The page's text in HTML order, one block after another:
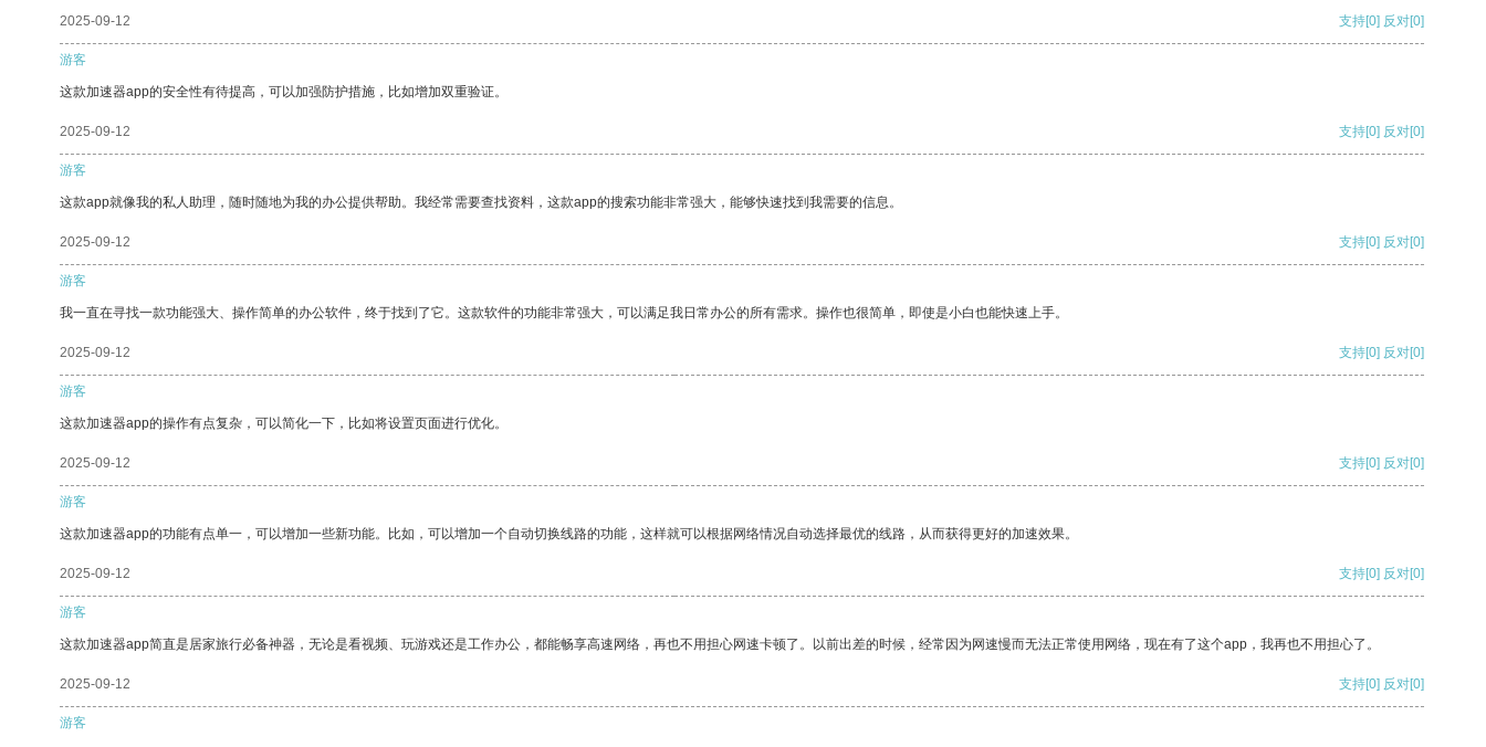
2025-09-12 支持[0] 反对[0]
游客
这款加速器app的安全性有待提高，可以加强防护措施，比如增加双重验证。
2025-09-12 支持[0] 反对[0]
游客
这款app就像我的私人助理，随时随地为我的办公提供帮助。我经常需要查找资料，这款app的搜索功能非常强大，能够快速找到我需要的信息。
2025-09-12 支持[0] 反对[0]
游客
我一直在寻找一款功能强大、操作简单的办公软件，终于找到了它。这款软件的功能非常强大，可以满足我日常办公的所有需求。操作也很简单，即使是小白也能快速上手。
2025-09-12 支持[0] 反对[0]
游客
这款加速器app的操作有点复杂，可以简化一下，比如将设置页面进行优化。
2025-09-12 支持[0] 反对[0]
游客
这款加速器app的功能有点单一，可以增加一些新功能。比如，可以增加一个自动切换线路的功能，这样就可以根据网络情况自动选择最优的线路，从而获得更好的加速效果。
2025-09-12 支持[0] 反对[0]
游客
这款加速器app简直是居家旅行必备神器，无论是看视频、玩游戏还是工作办公，都能畅享高速网络，再也不用担心网速卡顿了。以前出差的时候，经常因为网速慢而无法正常使用网络，现在有了这个app，我再也不用担心了。
2025-09-12 支持[0] 反对[0]
游客